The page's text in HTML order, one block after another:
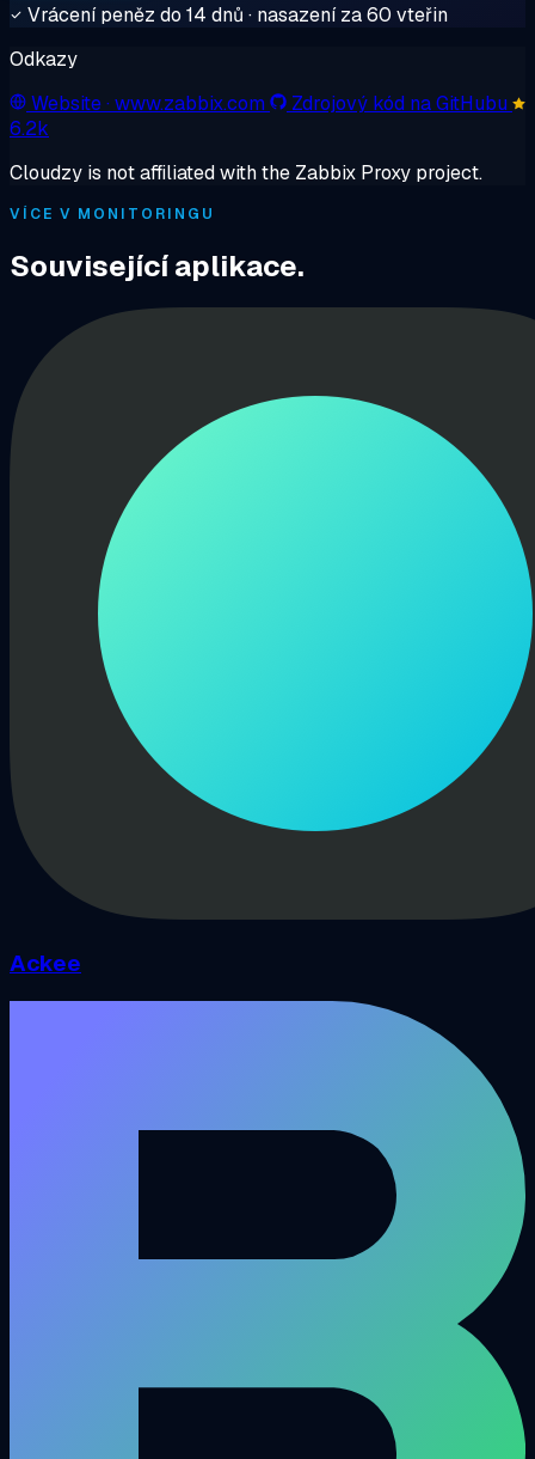
Vrácení peněz do 14 dnů · nasazení za 60 vteřin
Odkazy
Website· www.zabbix.com
Zdrojový kód na GitHubu
6.2k
Cloudzy is not affiliated with the Zabbix Proxy project.
VÍCE V MONITORINGU
Související aplikace.
Ackee